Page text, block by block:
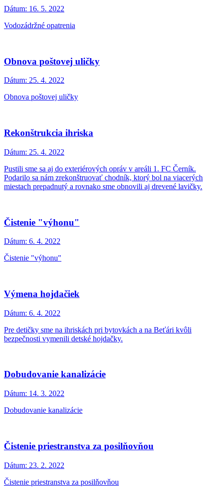
Dátum: 16. 5. 2022
Vodozádržné opatrenia
Obnova poštovej uličky
Dátum: 25. 4. 2022
Obnova poštovej uličky
Rekonštrukcia ihriska
Dátum: 25. 4. 2022
Pustili sme sa aj do exteriérových opráv v areáli 1. FC Černík.
Podarilo sa nám zrekonštruovať chodník, ktorý bol na viacerých
miestach prepadnutý a rovnako sme obnovili aj drevené lavičky.
Čistenie "výhonu"
Dátum: 6. 4. 2022
Čistenie "výhonu"
Výmena hojdačiek
Dátum: 6. 4. 2022
Pre detičky sme na ihriskách pri bytovkách a na Beťári kvôli
bezpečnosti vymenili detské hojdačky.
Dobudovanie kanalizácie
Dátum: 14. 3. 2022
Dobudovanie kanalizácie
Čistenie priestranstva za posilňovňou
Dátum: 23. 2. 2022
Čistenie priestranstva za posilňovňou